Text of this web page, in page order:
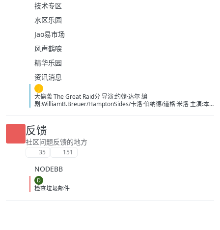
技术专区
水区乐园
Jao易市场
风声鹤唳
精华乐园
资讯消息
J
大偷袭 The Great Raid分 导演:约翰·达尔 编
剧:WilliamB.Breuer/HamptonSides/卡洛·伯纳德/道格·米洛 主演:本
曼辛托斯/杰里米·卡拉汉/ScottMcLean/保罗·蒙塔尔班/克莱恩·克劳福
德/萨姆·沃辛顿/RoystonInnes/卢克·佩格勒/代尔·戴/杰罗姆·埃勒斯/布
雷特·塔克/KristianSchmid/瓦维克·杨/TimCampbell/马特·多兰/约瑟夫
·费因斯/马尔顿·索克斯/罗根·马歇尔-格林/尼古拉斯·贝尔/肯尼·道提/克
里斯托弗·詹姆斯·贝克/康妮·尼尔森/娜塔莉·杰克逊·门多萨/原丽淇/奥
泉原丰/保罗·纳高奇/DavidChamberlain/宇佐美慎吾/塞萨尔·蒙塔
诺/RichardJoson/KennethMoraleda/卓丹·李/里昂·福德/马修·纽
顿/JacksonRaine/道格拉斯·麦克阿瑟/富兰克林·德拉诺·罗斯福/艾德琳·
冈野/HidekiTojo 类型:剧情/动作/战争 制片国家/地区:美国/澳大利亚
反馈
社区问题反馈的地方
35 151
NODEBB
D
检查垃圾邮件